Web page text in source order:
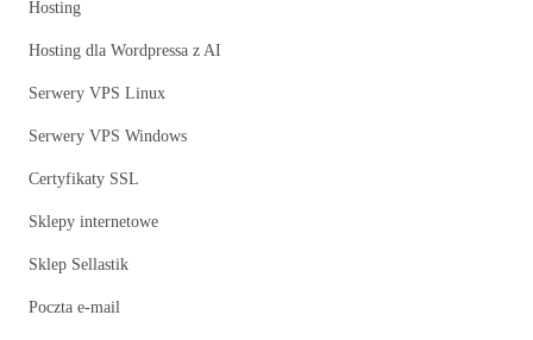
Hosting
Hosting dla Wordpressa z AI
Serwery VPS Linux
Serwery VPS Windows
Certyfikaty SSL
Sklepy internetowe
Sklep Sellastik
Poczta e-mail